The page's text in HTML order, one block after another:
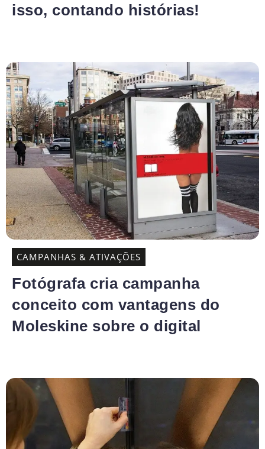
isso, contando histórias!
CAMPANHAS & ATIVAÇÕES
Fotógrafa cria campanha
conceito com vantagens do
Moleskine sobre o digital